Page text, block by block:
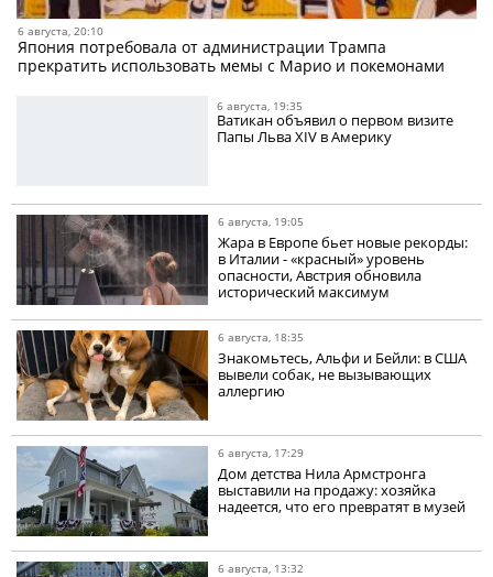
6 августа, 20:10
Япония потребовала от администрации Трампа
прекратить использовать мемы с Марио и покемонами
6 августа, 19:35
Ватикан объявил о первом визите
Папы Льва XIV в Америку
6 августа, 19:05
Жара в Европе бьет новые рекорды:
в Италии - «красный» уровень
опасности, Австрия обновила
исторический максимум
6 августа, 18:35
Знакомьтесь, Альфи и Бейли: в США
вывели собак, не вызывающих
аллергию
6 августа, 17:29
Дом детства Нила Армстронга
выставили на продажу: хозяйка
надеется, что его превратят в музей
6 августа, 13:32